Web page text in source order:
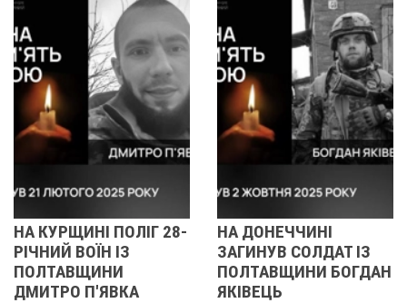
ПОЛІГ 28-
ІЗ
П'ЯВКА
НА ДОНЕЧЧИНІ
ЗАГИНУВ СОЛДАТ ІЗ
ПОЛТАВЩИНИ БОГДАН